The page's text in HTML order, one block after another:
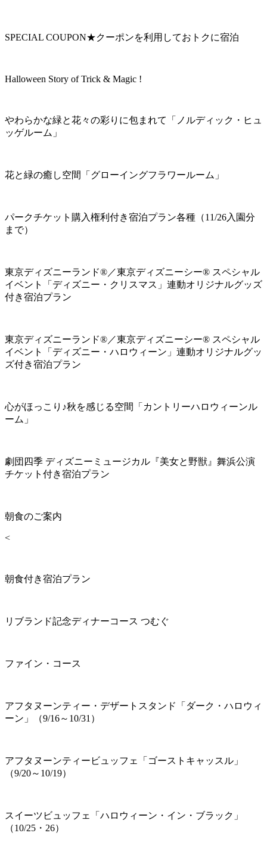
SPECIAL COUPON★クーポンを利用しておトクに宿泊
Halloween Story of Trick & Magic !
やわらかな緑と花々の彩りに包まれて「ノルディック・ヒュ
ッゲルーム」
花と緑の癒し空間「グローイングフラワールーム」
パークチケット購入権利付き宿泊プラン各種（11/26入園分
まで）
東京ディズニーランド®／東京ディズニーシー® スペシャル
イベント「ディズニー・クリスマス」連動オリジナルグッズ
付き宿泊プラン
東京ディズニーランド®／東京ディズニーシー® スペシャル
イベント「ディズニー・ハロウィーン」連動オリジナルグッ
ズ付き宿泊プラン
心がほっこり♪秋を感じる空間「カントリーハロウィーンル
ーム」
劇団四季 ディズニーミュージカル『美女と野獣』舞浜公演
チケット付き宿泊プラン
朝食のご案内
<
朝食付き宿泊プラン
リブランド記念ディナーコース つむぐ
ファイン・コース
アフタヌーンティー・デザートスタンド「ダーク・ハロウィ
ーン」（9/16～10/31）
アフタヌーンティービュッフェ「ゴーストキャッスル」
（9/20～10/19）
スイーツビュッフェ「ハロウィーン・イン・ブラック」
（10/25・26）